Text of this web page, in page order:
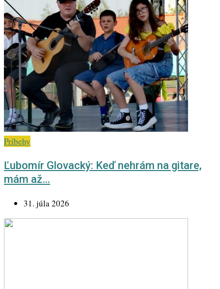
Príbehy
Ľubomír Glovacký: Keď nehrám na gitare,
mám až…
31. júla 2026